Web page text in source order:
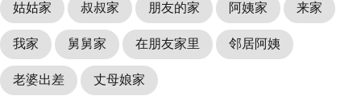
姑姑家 叔叔家 朋友的家 阿姨家 来家
我家 舅舅家 在朋友家里 邻居阿姨
老婆出差 丈母娘家